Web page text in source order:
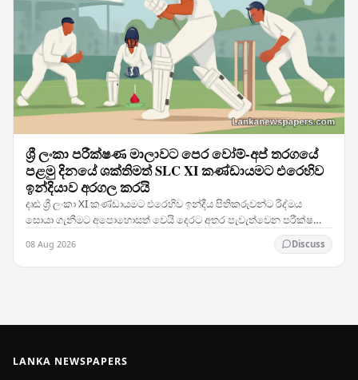
ශ්‍රී ලංකා පරීක්ෂණ මාලාවට පෙර වෝම්-අප් තරගයේ
පළමු දිනයේ ශක්තිමත් SLC XI කණ්ඩායමට එරෙහිව
ඉන්දියාව අරගල කරයි
දෘඪ ශ්‍රී ලංකා XI කණ්ඩායමට එරෙහිව ඉන්දීය පිතිකරුවන්ට රිද්මය
සොයා ගැනීමට අපොහොසත් වෙයි දෙරට අතර පැවැත්වෙන පරීක්ෂණ
08 Aug 2026 Discuss
LANKA NEWSPAPERS